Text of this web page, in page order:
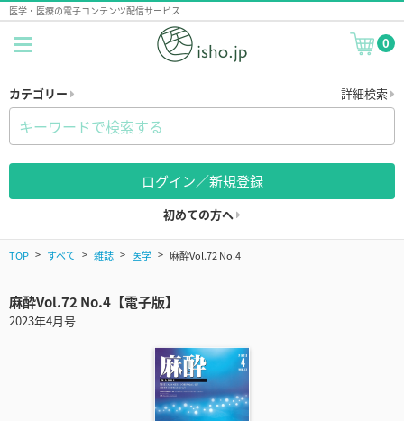
医学・医療の電子コンテンツ配信サービス
0
カテゴリー 詳細検索
ログイン／新規登録
初めての方へ
TOP すべて 雑誌 医学 麻酔Vol.72 No.4
麻酔Vol.72 No.4【電子版】
2023年4月号